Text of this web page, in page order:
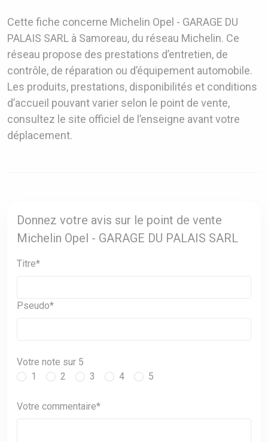
Cette fiche concerne Michelin Opel - GARAGE DU
PALAIS SARL à Samoreau, du réseau Michelin. Ce
réseau propose des prestations d’entretien, de
contrôle, de réparation ou d’équipement automobile.
Les produits, prestations, disponibilités et conditions
d’accueil pouvant varier selon le point de vente,
consultez le site officiel de l’enseigne avant votre
déplacement.
Donnez votre avis sur le point de vente
Michelin Opel - GARAGE DU PALAIS SARL
Titre*
Pseudo*
Votre note sur 5
1
2 3 4 5
Votre commentaire*